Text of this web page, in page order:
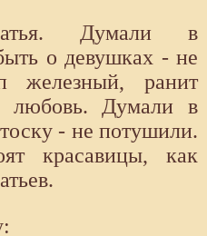
Думали в
о девушках - не
железный, ранит
любовь. Думали в
- не потушили.
красавицы, как